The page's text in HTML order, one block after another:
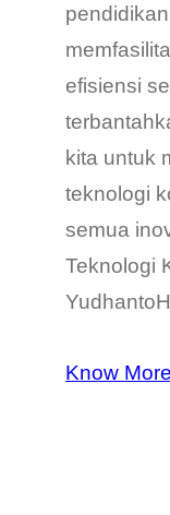
efisiensi
kita untuk
teknologi
semua
Teknologi
Know More